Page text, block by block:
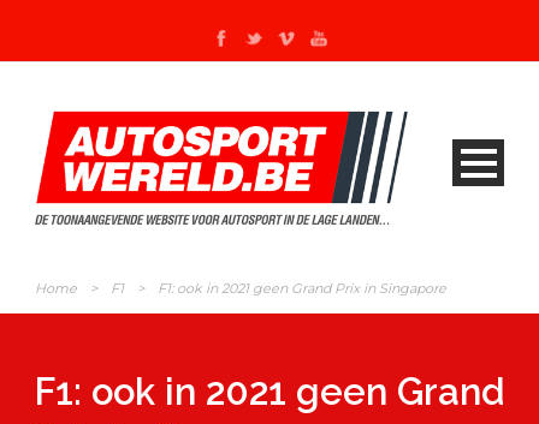
Home > F1 > F1: ook in 2021 geen Grand Prix in Singapore
F1: ook in 2021 geen Grand